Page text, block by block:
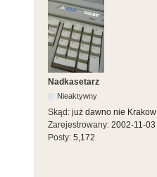
Nadkasetarz
Nieaktywny
Skąd: już dawno nie Krakow
Zarejestrowany: 2002-11-03
Posty: 5,172